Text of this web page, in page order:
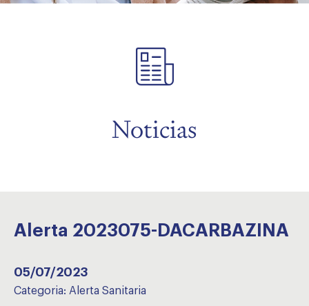
Noticias
Alerta 2023075-DACARBAZINA
05/07/2023
Categoria: Alerta Sanitaria